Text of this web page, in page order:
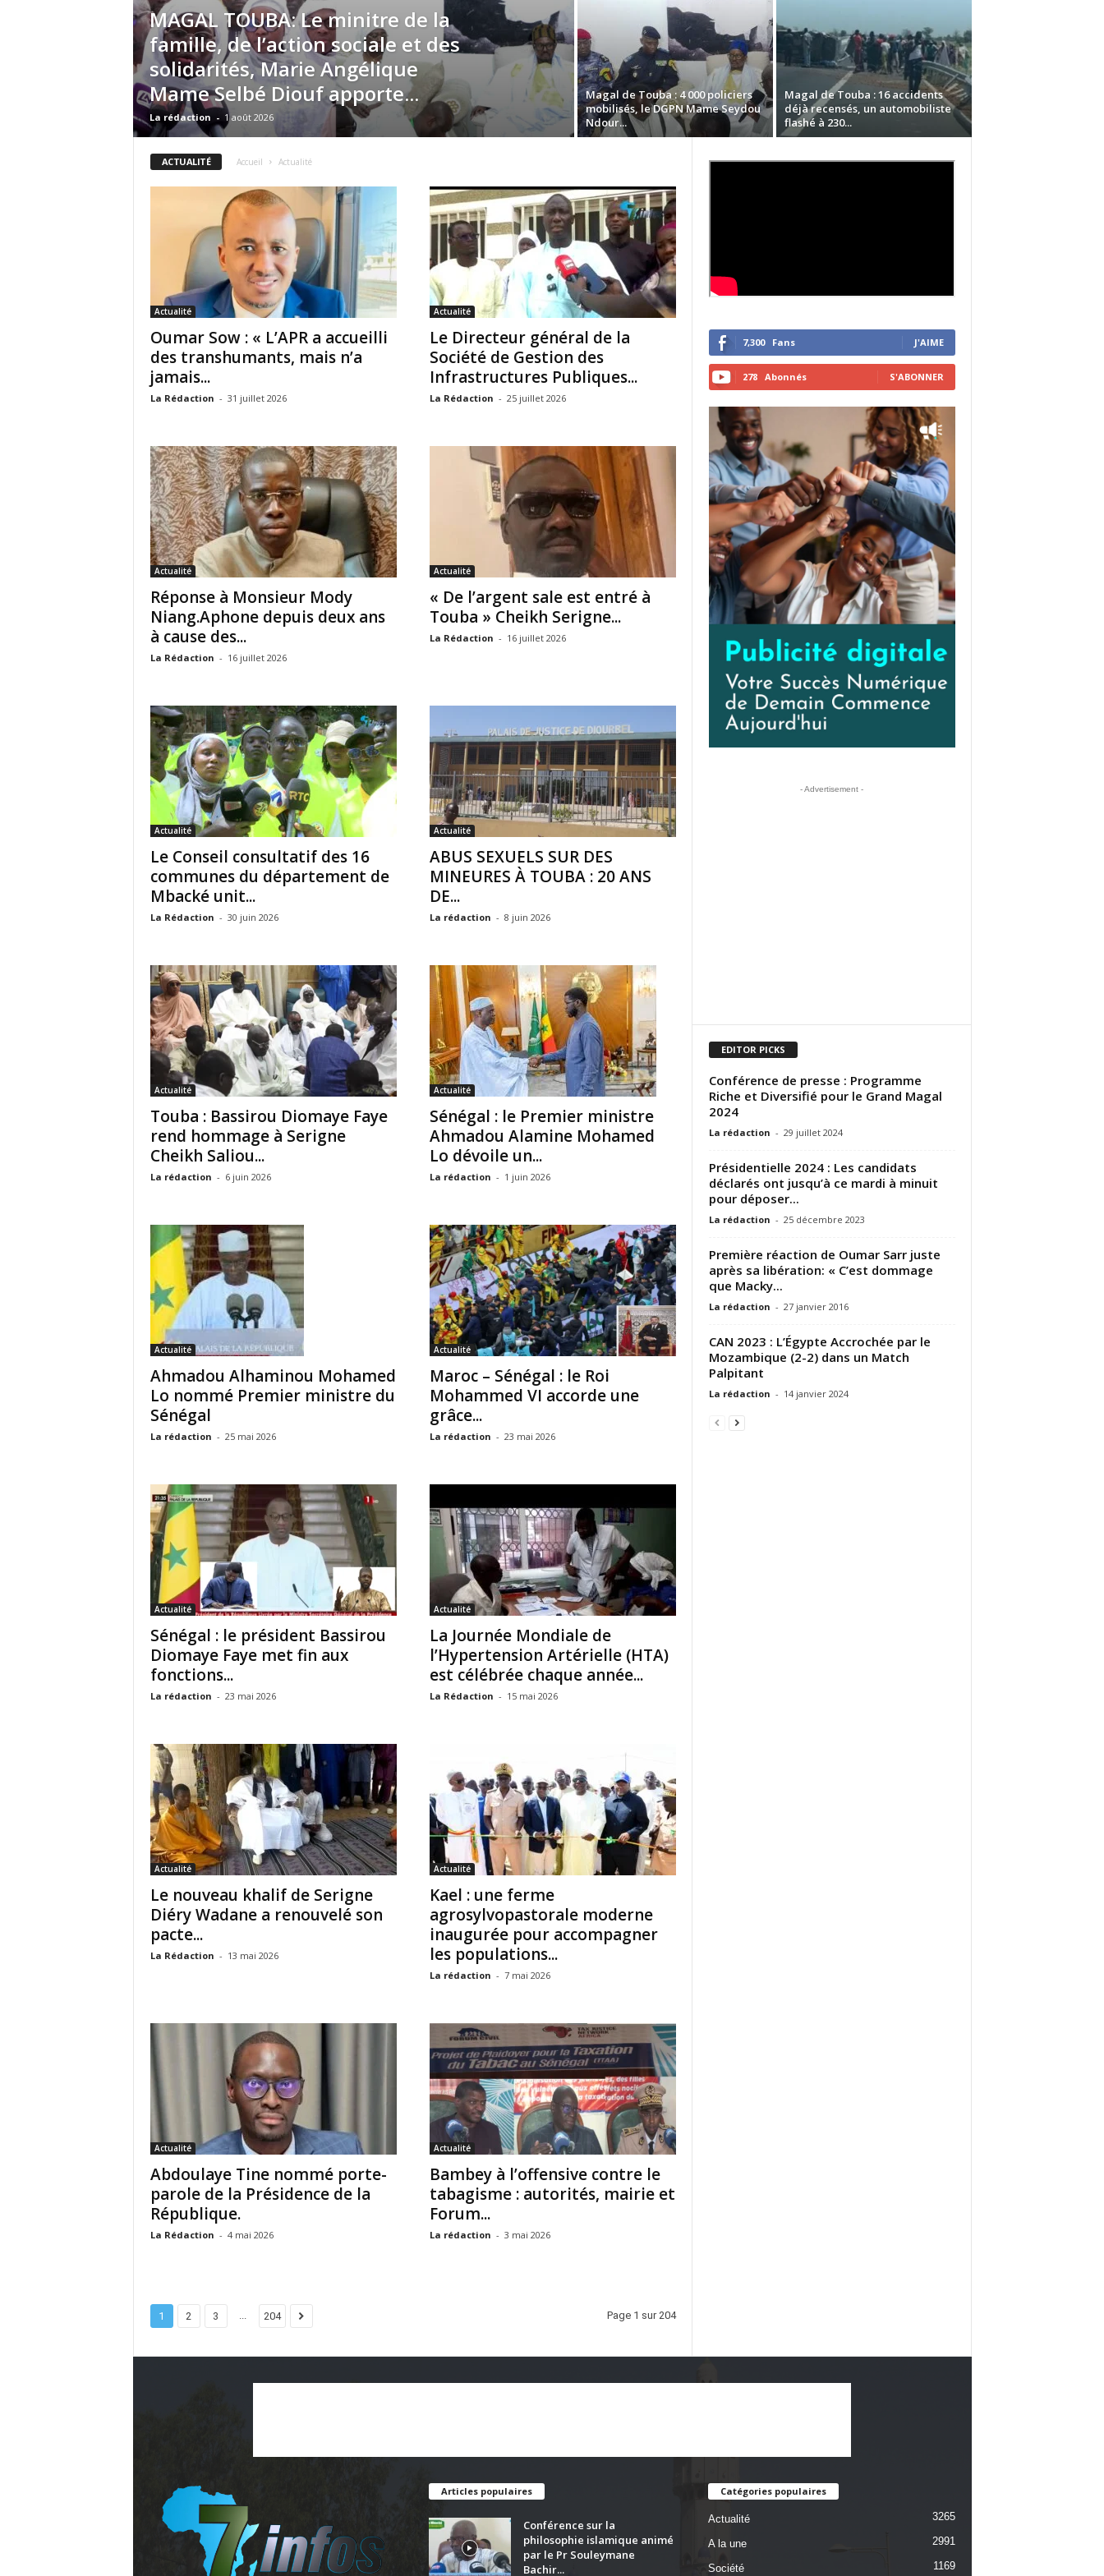
MAGAL TOUBA: Le minitre de la
famille, de l’action sociale et des
solidarités, Marie Angélique
Mame Selbé Diouf apporte...
La rédaction - 1 août 2026
Magal de Touba : 4 000 policiers
mobilisés, le DGPN Mame Seydou
Ndour...
Magal de Touba : 16 accidents
déjà recensés, un automobiliste
flashé à 230...
ACTUALITÉ Accueil Actualité
Actualité
Oumar Sow : « L’APR a accueilli
des transhumants, mais n’a
jamais...
La Rédaction - 31 juillet 2026
Actualité
Le Directeur général de la
Société de Gestion des
Infrastructures Publiques...
La Rédaction - 25 juillet 2026
Actualité
Réponse à Monsieur Mody
Niang.Aphone depuis deux ans
à cause des...
La Rédaction - 16 juillet 2026
Actualité
« De l’argent sale est entré à
Touba » Cheikh Serigne...
La Rédaction - 16 juillet 2026
Actualité
Le Conseil consultatif des 16
communes du département de
Mbacké unit...
La Rédaction - 30 juin 2026
Actualité
ABUS SEXUELS SUR DES
MINEURES À TOUBA : 20 ANS
DE...
La rédaction - 8 juin 2026
Actualité
Touba : Bassirou Diomaye Faye
rend hommage à Serigne
Cheikh Saliou...
La rédaction - 6 juin 2026
Actualité
Sénégal : le Premier ministre
Ahmadou Alamine Mohamed
Lo dévoile un...
La rédaction - 1 juin 2026
Actualité
Ahmadou Alhaminou Mohamed
Lo nommé Premier ministre du
Sénégal
La rédaction - 25 mai 2026
Actualité
Maroc – Sénégal : le Roi
Mohammed VI accorde une
grâce...
La rédaction - 23 mai 2026
Actualité
Sénégal : le président Bassirou
Diomaye Faye met fin aux
fonctions...
La rédaction - 23 mai 2026
Actualité
La Journée Mondiale de
l’Hypertension Artérielle (HTA)
est célébrée chaque année...
La Rédaction - 15 mai 2026
Actualité
Le nouveau khalif de Serigne
Diéry Wadane a renouvelé son
pacte...
La Rédaction - 13 mai 2026
Actualité
Kael : une ferme
agrosylvopastorale moderne
inaugurée pour accompagner
les populations...
La rédaction - 7 mai 2026
Actualité
Abdoulaye Tine nommé porte-
parole de la Présidence de la
République.
La Rédaction - 4 mai 2026
Actualité
Bambey à l’offensive contre le
tabagisme : autorités, mairie et
Forum...
La rédaction - 3 mai 2026
1 2 3 ... 204 Page 1 sur 204
7,300 Fans J'AIME
278 Abonnés S'ABONNER
- Advertisement -
EDITOR PICKS
Conférence de presse : Programme
Riche et Diversifié pour le Grand Magal
2024
La rédaction - 29 juillet 2024
Présidentielle 2024 : Les candidats
déclarés ont jusqu’à ce mardi à minuit
pour déposer...
La rédaction - 25 décembre 2023
Première réaction de Oumar Sarr juste
après sa libération: « C’est dommage
que Macky...
La rédaction - 27 janvier 2016
CAN 2023 : L’Égypte Accrochée par le
Mozambique (2-2) dans un Match
Palpitant
La rédaction - 14 janvier 2024
Articles populaires
Conférence sur la
philosophie islamique animé
par le Pr Souleymane
Bachir...
Catégories populaires
Actualité 3265
A la une 2991
Société 1169